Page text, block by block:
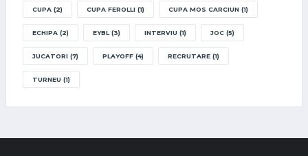
CUPA (2) CUPA FEROLLI (1) CUPA MOS CARCIUN (1)
ECHIPA (2) EYBL (3) INTERVIU (1) JOC (5)
JUCATORI (7) PLAYOFF (4) RECRUTARE (1)
TURNEU (1)